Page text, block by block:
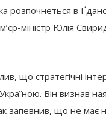
розпочнеться в
міністр Юлія
що стратегічні
Він визнав
запевнив, що не